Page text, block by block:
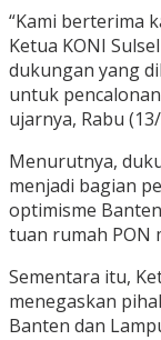
“Kami berterima
Ketua KONI
dukungan yang
untuk
ujarnya, Rabu
Menurutnya,
menjadi bagian
optimisme
tuan rumah PON
Sementara itu,
menegaskan
Banten dan